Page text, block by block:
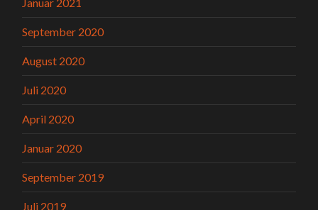
September 2020
August 2020
Juli 2020
April 2020
Januar 2020
September 2019
Juli 2019